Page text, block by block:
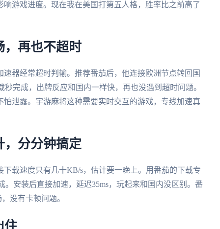
游戏进度。现在我在美国打第五人格，胜率比之前高了
，再也不超时
器经常超时判输。推荐番茄后，他连接欧洲节点转回国
完成，出牌反应和国内一样快，再也没遇到超时问题。
泄露。宇游麻将这种需要实时交互的游戏，专线加速真
，分分钟搞定
载速度只有几十KB/s，估计要一晚上。用番茄的下载专
安装后直接加速，延迟35ms，玩起来和国内没区别。番
没有卡顿问题。